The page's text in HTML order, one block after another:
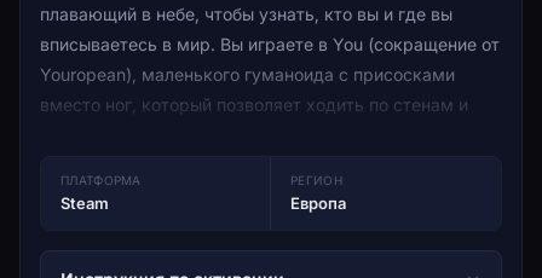
плавающий в небе, чтобы узнать, кто вы и где вы
вписываетесь в мир. Вы играете в You (сокращение от
Youropean), маленького гуманоида с присосками
вместо ног, который позволяет ходить по стенам и
способность решать постоянно меняющийся набор
загадками, свирепыми врагами, экологическими
ПЛАТФОРМА
Steam
РЕГИОН
Европа